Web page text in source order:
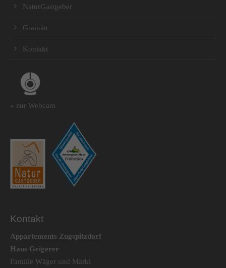
NaturGastgeber
Grainau
Kontakt
» zur Webcam
Kontakt
Appartements Zugspitzdorf
Haus Geigerer
Familie Wäger und Märkl